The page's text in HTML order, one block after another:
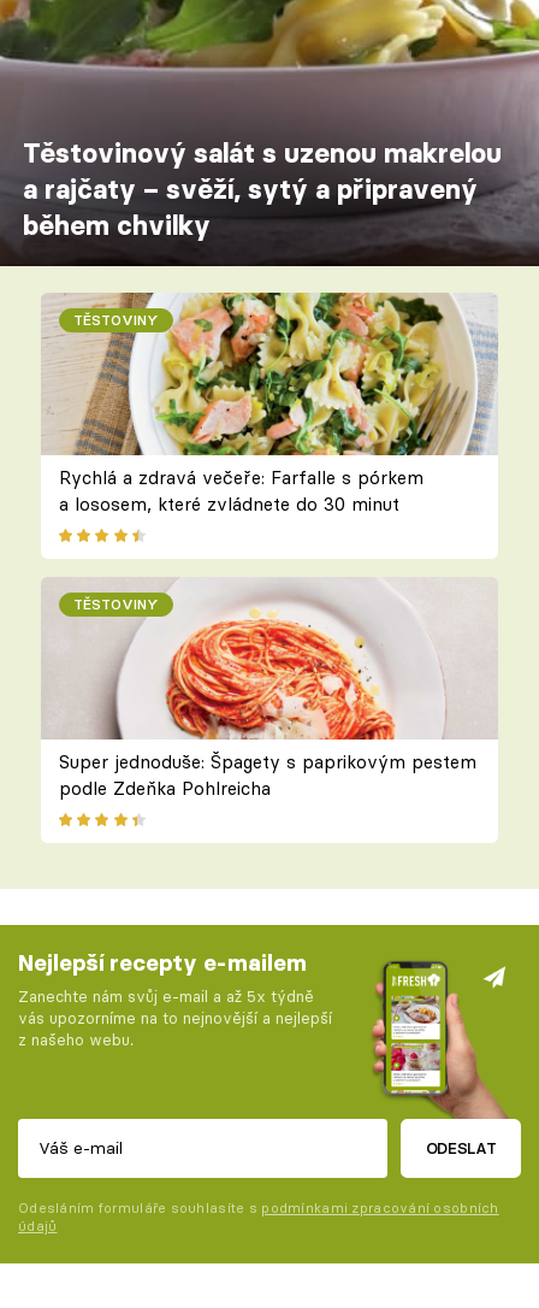
Těstovinový salát s uzenou makrelou
a rajčaty – svěží, sytý a připravený
během chvilky
TĚSTOVINY
Rychlá a zdravá večeře: Farfalle s pórkem
a lososem, které zvládnete do 30 minut
TĚSTOVINY
Super jednoduše: Špagety s paprikovým pestem
podle Zdeňka Pohlreicha
Nejlepší recepty e-mailem
Zanechte nám svůj e-mail a až 5x týdně
vás upozorníme na to nejnovější a nejlepší
z našeho webu.
ODESLAT
Odesláním formuláře souhlasíte s podmínkami zpracování osobních
údajů